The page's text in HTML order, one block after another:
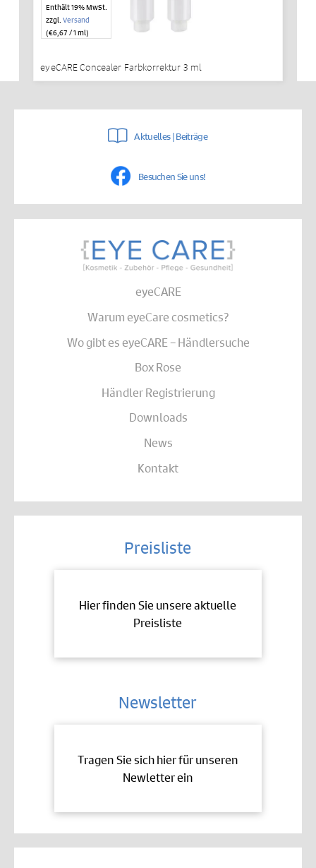
Enthält 19% MwSt.
zzgl. Versand
(€6,67 / 1 ml)
eyeCARE Concealer Farbkorrektur 3 ml
Aktuelles | Beiträge
Besuchen Sie uns!
eyeCARE
Warum eyeCare cosmetics?
Wo gibt es eyeCARE – Händlersuche
Box Rose
Händler Registrierung
Downloads
News
Kontakt
Preisliste
Hier finden Sie unsere aktuelle
Preisliste
Newsletter
Tragen Sie sich hier für unseren
Newletter ein